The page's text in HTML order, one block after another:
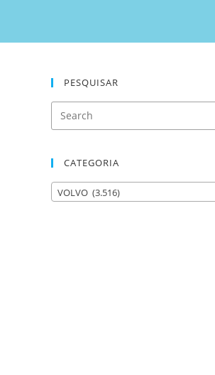
PESQUISAR
CATEGORIA
VOLVO (3.516)